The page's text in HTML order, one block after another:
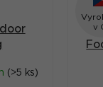
(>5 ks)
v